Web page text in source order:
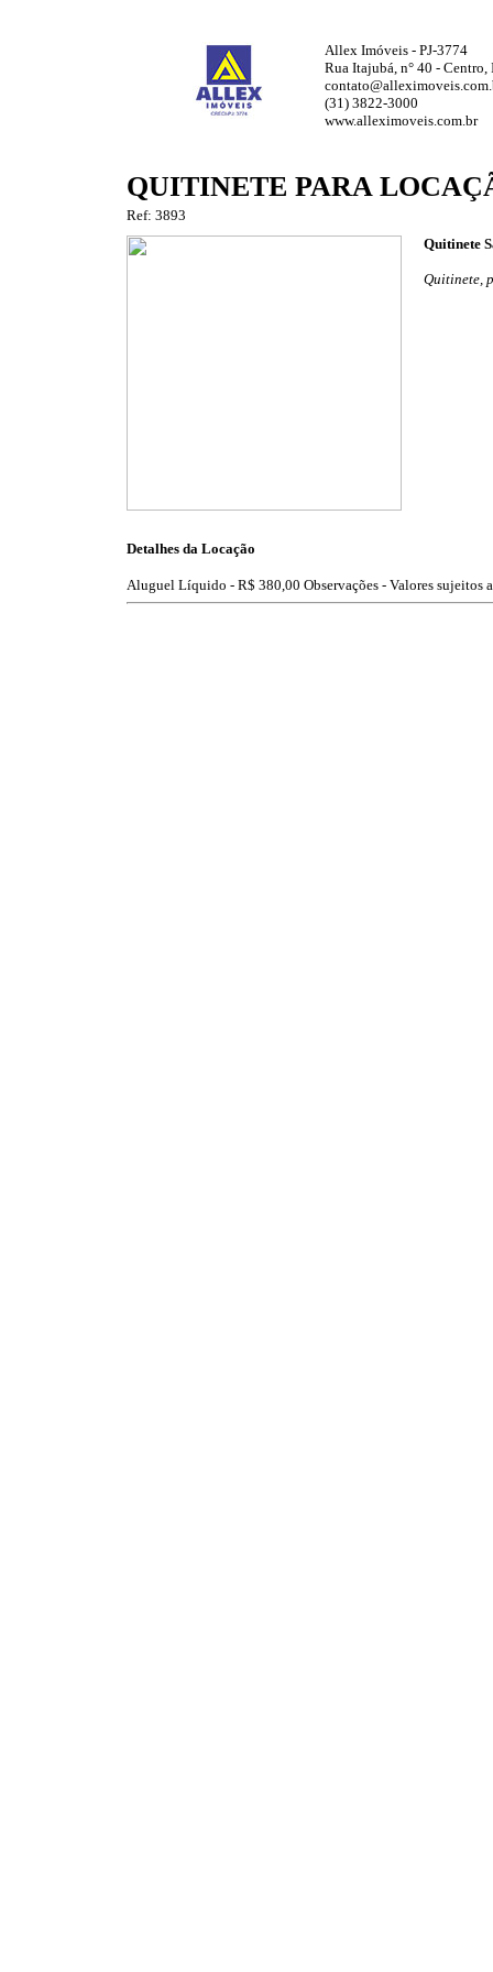
Allex Imóveis - PJ-3774
Rua Itajubá, n° 40 -
(31) 3822-3000
www.alleximoveis.com.br
QUITINETE PARA
Ref: 3893
Quitinete
Quitinete,
Detalhes da Locação
Aluguel Líquido - R$ 380,00 Observações - Valores sujeitos